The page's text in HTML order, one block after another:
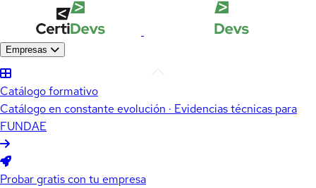
Empresas
Catálogo formativo
Catálogo en constante evolución · Evidencias técnicas para
FUNDAE
Probar gratis con tu empresa